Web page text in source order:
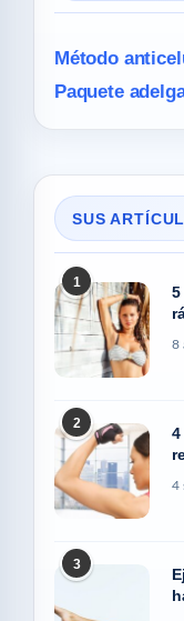
Método
Paquete
SUS
1
5
8
2
4
3